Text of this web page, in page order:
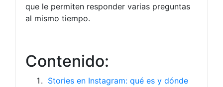
que le permiten responder varias preguntas
al mismo tiempo.
Contenido:
Stories en Instagram: qué es y dónde